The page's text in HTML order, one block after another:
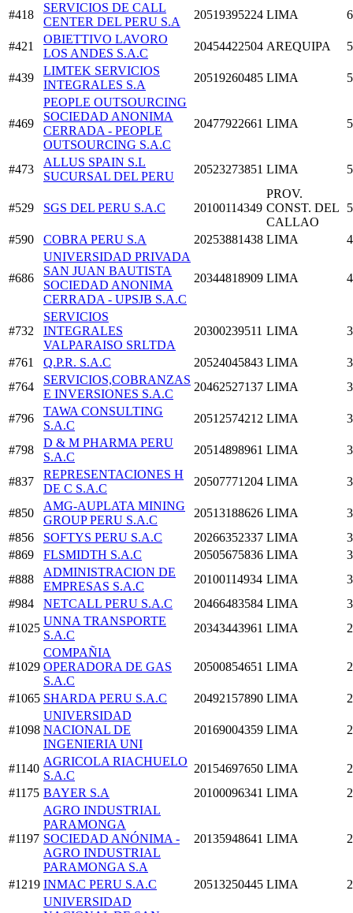
#418
SERVICIOS DE CALL
CENTER DEL PERU S.A
20519395224 LIMA
#421
OBIETTIVO LAVORO
LOS ANDES S.A.C
20454422504 AREQUIPA
#439
LIMTEK SERVICIOS
INTEGRALES S.A
20519260485 LIMA
#469
PEOPLE OUTSOURCING
SOCIEDAD ANONIMA
CERRADA - PEOPLE
OUTSOURCING S.A.C
20477922661 LIMA
#473
ALLUS SPAIN S.L
SUCURSAL DEL PERU
20523273851 LIMA
#529 SGS DEL PERU S.A.C 20100114349
PROV.
CONST. DEL
CALLAO
#590 COBRA PERU S.A 20253881438 LIMA
#686
UNIVERSIDAD PRIVADA
SAN JUAN BAUTISTA
SOCIEDAD ANONIMA
CERRADA - UPSJB S.A.C
20344818909 LIMA
#732
SERVICIOS
INTEGRALES
VALPARAISO SRLTDA
20300239511 LIMA
#761 Q.P.R. S.A.C 20524045843 LIMA
#764
SERVICIOS,COBRANZAS
E INVERSIONES S.A.C
20462527137 LIMA
#796
TAWA CONSULTING
S.A.C
20512574212 LIMA
#798
D & M PHARMA PERU
S.A.C
20514898961 LIMA
#837
REPRESENTACIONES H
DE C S.A.C
20507771204 LIMA
#850
AMG-AUPLATA MINING
GROUP PERU S.A.C
20513188626 LIMA
#856
SOFTYS PERU S.A.C 20266352337 LIMA
#869
FLSMIDTH S.A.C 20505675836 LIMA
#888
ADMINISTRACION DE
EMPRESAS S.A.C
20100114934 LIMA
#984
NETCALL PERU S.A.C 20466483584 LIMA
#1025
UNNA TRANSPORTE
S.A.C
20343443961 LIMA
#1029
COMPAÑIA
OPERADORA DE GAS
S.A.C
20500854651 LIMA
#1065 SHARDA PERU S.A.C 20492157890 LIMA
#1098
UNIVERSIDAD
NACIONAL DE
INGENIERIA UNI
20169004359 LIMA
#1140
AGRICOLA RIACHUELO
S.A.C
20154697650 LIMA
#1175 BAYER S.A 20100096341 LIMA
#1197
AGRO INDUSTRIAL
PARAMONGA
SOCIEDAD ANÓNIMA -
AGRO INDUSTRIAL
PARAMONGA S.A
20135948641 LIMA
#1219 INMAC PERU S.A.C 20513250445 LIMA
UNIVERSIDAD